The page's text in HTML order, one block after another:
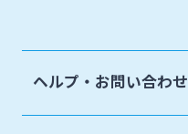
ヘルプ・お問い合わせ